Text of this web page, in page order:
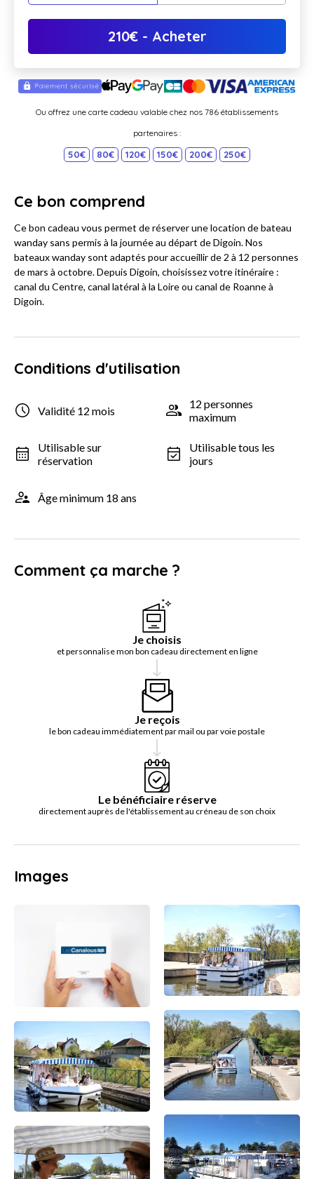
210€- Acheter
Ou offrez une carte cadeau valable chez nos 786 établissements
partenaires :
50€ 80€ 120€ 150€ 200€ 250€
Ce bon comprend
Ce bon cadeau vous permet de réserver une location de bateau
wanday sans permis à la journée au départ de Digoin. Nos
bateaux wanday sont adaptés pour accueillir de 2 à 12 personnes
de mars à octobre. Depuis Digoin, choisissez votre itinéraire :
canal du Centre, canal latéral à la Loire ou canal de Roanne à
Digoin.
Conditions d'utilisation
Validité 12 mois
12 personnes
maximum
Utilisable sur
réservation
Utilisable tous les
jours
Âge minimum 18 ans
Comment ça marche ?
Je choisis
et personnalise mon bon cadeau directement en ligne
Je reçois
le bon cadeau immédiatement par mail ou par voie postale
Le bénéficiaire réserve
directement auprès de l'établissement au créneau de son choix
Images